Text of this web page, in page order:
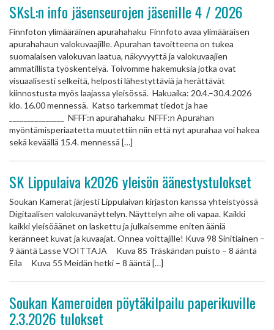
SKsL:n info jäsenseurojen jäsenille 4 / 2026
Finnfoton ylimääräinen apurahahaku Finnfoto avaa ylimääräisen
apurahahaun valokuvaajille. Apurahan tavoitteena on tukea
suomalaisen valokuvan laatua, näkyvyyttä ja valokuvaajien
ammatillista työskentelyä. Toivomme hakemuksia jotka ovat
visuaalisesti selkeitä, helposti lähestyttäviä ja herättävät
kiinnostusta myös laajassa yleisössä. Hakuaika: 20.4.–30.4.2026
klo. 16.00 mennessä. Katso tarkemmat tiedot ja hae
_______________ NFFF:n apurahahaku NFFF:n Apurahan
myöntämisperiaatetta muutettiin niin että nyt apurahaa voi hakea
sekä keväällä 15.4. mennessä […]
SK Lippulaiva k2026 yleisön äänestystulokset
Soukan Kamerat järjesti Lippulaivan kirjaston kanssa yhteistyössä
Digitaalisen valokuvanäyttelyn. Näyttelyn aihe oli vapaa. Kaikki
kaikki yleisöäänet on laskettu ja julkaisemme eniten ääniä
keränneet kuvat ja kuvaajat. Onnea voittajille! Kuva 98 Sinitiainen –
9 ääntä Lasse VOITTAJA Kuva 85 Träskändan puisto – 8 ääntä
Eila Kuva 55 Meidän hetki – 8 ääntä […]
Soukan Kameroiden pöytäkilpailu paperikuville
2.3.2026 tulokset